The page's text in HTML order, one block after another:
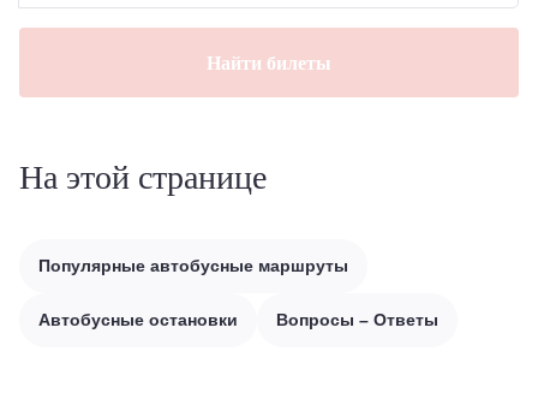
Найти билеты
На этой странице
Популярные автобусные маршруты
Автобусные остановки Вопросы – Ответы